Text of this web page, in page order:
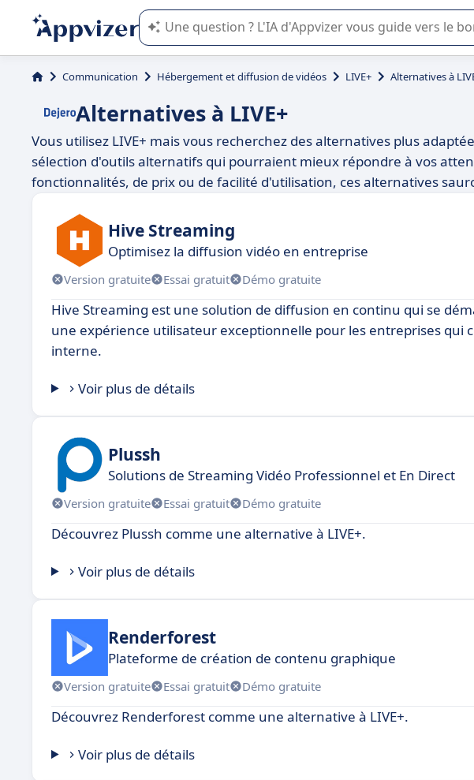
L'IA de Appvizer vous guide dans l'utilisation ou la
Communication Hébergement et diffusion de vidéos LIVE+ Alternatives à
Alternatives à LIVE+
Vous utilisez LIVE+ mais vous recherchez des alternatives plus
sélection d'outils alternatifs qui pourraient mieux répondre à vos
fonctionnalités, de prix ou de facilité d'utilisation, ces alternatives
Hive Streaming
Optimisez la diffusion vidéo en entreprise
Version gratuite Essai gratuit Démo gratuite
Hive Streaming est une solution de diffusion en continu qui se
une expérience utilisateur exceptionnelle pour les entreprises
interne.
Voir plus de détails
Plussh
Solutions de Streaming Vidéo Professionnel et En Direct
Version gratuite Essai gratuit Démo gratuite
Découvrez Plussh comme une alternative à LIVE+.
Voir plus de détails
Renderforest
Plateforme de création de contenu graphique
Version gratuite Essai gratuit Démo gratuite
Découvrez Renderforest comme une alternative à LIVE+.
Voir plus de détails